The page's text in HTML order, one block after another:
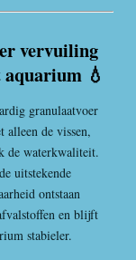
vervuiling
💧
granulaatvoer
alleen de vissen,
de waterkwaliteit.
uitstekende
ontstaan
en blijft
stabieler.